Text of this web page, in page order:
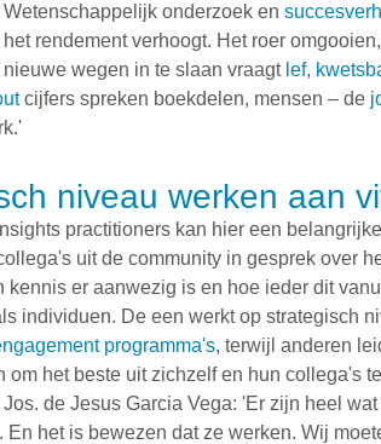
onderzoek en
rendement verhoogt. Het roer
wegen in te slaan vraagtlef,
cijfers spreken boekdelen, mensen – de
niveau werken aan
practitioners kan hier een
uit de community in gesprek over
kennis er aanwezig is en hoe ieder dit
individuen. De een werkt op strategisch
programma's, terwijl anderen
om het beste uit zichzelf en hun collega's
de Jesus Garcia Vega: 'Er zijn heel
En het is bewezen dat ze werken. Wij